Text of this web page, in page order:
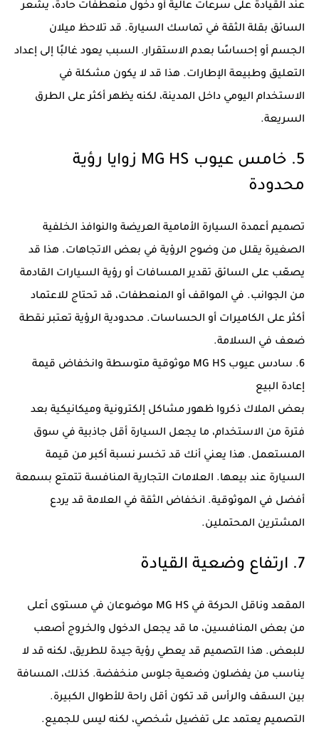
عند القيادة على سرعات عالية أو دخول منعطفات حادة، يشعر
السائق بقلة الثقة في تماسك السيارة. قد تلاحظ ميلان
الجسم أو إحساسًا بعدم الاستقرار. السبب يعود غالبًا إلى إعداد
التعليق وطبيعة الإطارات. هذا قد لا يكون مشكلة في
الاستخدام اليومي داخل المدينة، لكنه يظهر أكثر على الطرق
السريعة.
5. خامس عيوب MG HS زوايا رؤية
محدودة
تصميم أعمدة السيارة الأمامية العريضة والنوافذ الخلفية
الصغيرة يقلل من وضوح الرؤية في بعض الاتجاهات. هذا قد
يصعّب على السائق تقدير المسافات أو رؤية السيارات القادمة
من الجوانب. في المواقف أو المنعطفات، قد تحتاج للاعتماد
أكثر على الكاميرات أو الحساسات. محدودية الرؤية تعتبر نقطة
ضعف في السلامة.
6. سادس عيوب MG HS موثوقية متوسطة وانخفاض قيمة
إعادة البيع
بعض الملاك ذكروا ظهور مشاكل إلكترونية وميكانيكية بعد
فترة من الاستخدام، ما يجعل السيارة أقل جاذبية في سوق
المستعمل. هذا يعني أنك قد تخسر نسبة أكبر من قيمة
السيارة عند بيعها. العلامات التجارية المنافسة تتمتع بسمعة
أفضل في الموثوقية. انخفاض الثقة في العلامة قد يردع
المشترين المحتملين.
7. ارتفاع وضعية القيادة
المقعد وناقل الحركة في MG HS موضوعان في مستوى أعلى
من بعض المنافسين، ما قد يجعل الدخول والخروج أصعب
للبعض. هذا التصميم قد يعطي رؤية جيدة للطريق، لكنه قد لا
يناسب من يفضلون وضعية جلوس منخفضة. كذلك، المسافة
بين السقف والرأس قد تكون أقل راحة للأطوال الكبيرة.
التصميم يعتمد على تفضيل شخصي، لكنه ليس للجميع.